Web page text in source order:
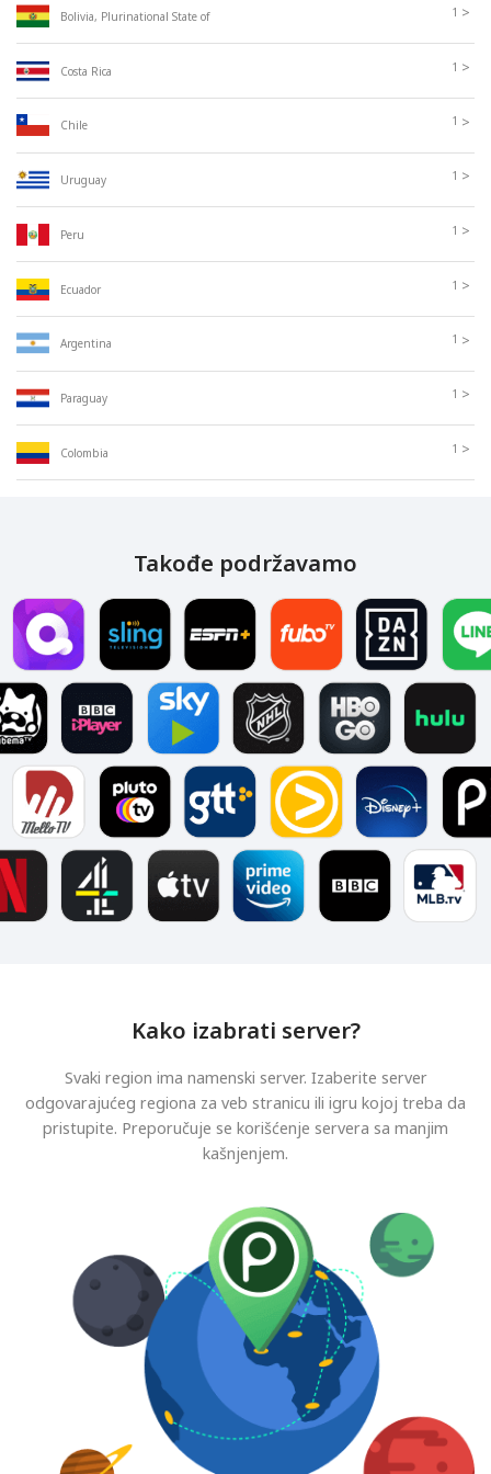
Bolivia, Plurinational State of 1 >
Costa Rica 1 >
Chile 1 >
Uruguay 1 >
Peru 1 >
Ecuador 1 >
Argentina 1 >
Paraguay 1 >
Colombia 1 >
Takođe podržavamo
Kako izabrati server?
Svaki region ima namenski server. Izaberite server
odgovarajućeg regiona za veb stranicu ili igru kojoj treba da
pristupite. Preporučuje se korišćenje servera sa manjim
kašnjenjem.